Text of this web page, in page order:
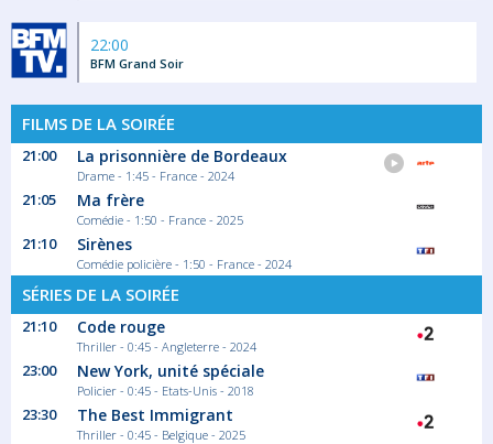
22:00
BFM Grand Soir
FILMS DE LA SOIRÉE
21:00 La prisonnière de Bordeaux
Drame - 1:45 - France - 2024
21:05 Ma frère
Comédie - 1:50 - France - 2025
21:10 Sirènes
Comédie policière - 1:50 - France - 2024
SÉRIES DE LA SOIRÉE
21:10 Code rouge
Thriller - 0:45 - Angleterre - 2024
23:00 New York, unité spéciale
Policier - 0:45 - Etats-Unis - 2018
23:30 The Best Immigrant
Thriller - 0:45 - Belgique - 2025